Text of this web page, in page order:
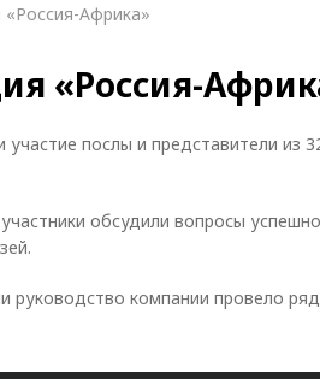
Африка»
«Россия-
послы и представители из
обсудили вопросы
руководство компании провело